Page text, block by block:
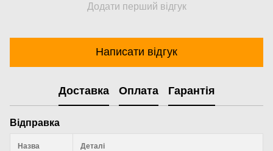
Додати перший відгук
Написати відгук
Доставка Оплата Гарантія
Відправка
Назва Деталі